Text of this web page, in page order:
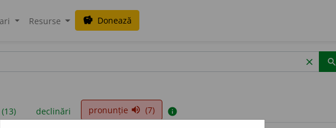
Resurse savings Donează
clear search
declinări pronunție volume_up (7) info